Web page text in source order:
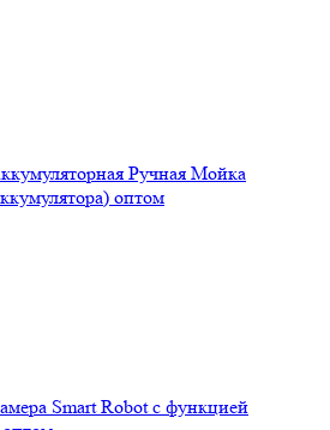
Ручная Мойка
оптом
Smart Robot с функцией